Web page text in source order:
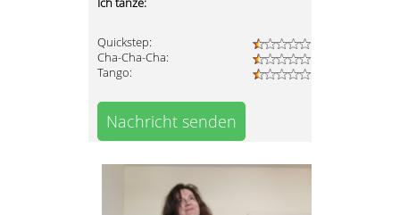
Ich tanze:
Quickstep:
Cha-Cha-Cha:
Tango:
Nachricht senden